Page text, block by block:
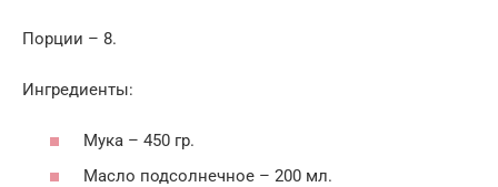
Порции – 8.
Ингредиенты:
Мука – 450 гр.
Масло подсолнечное – 200 мл.